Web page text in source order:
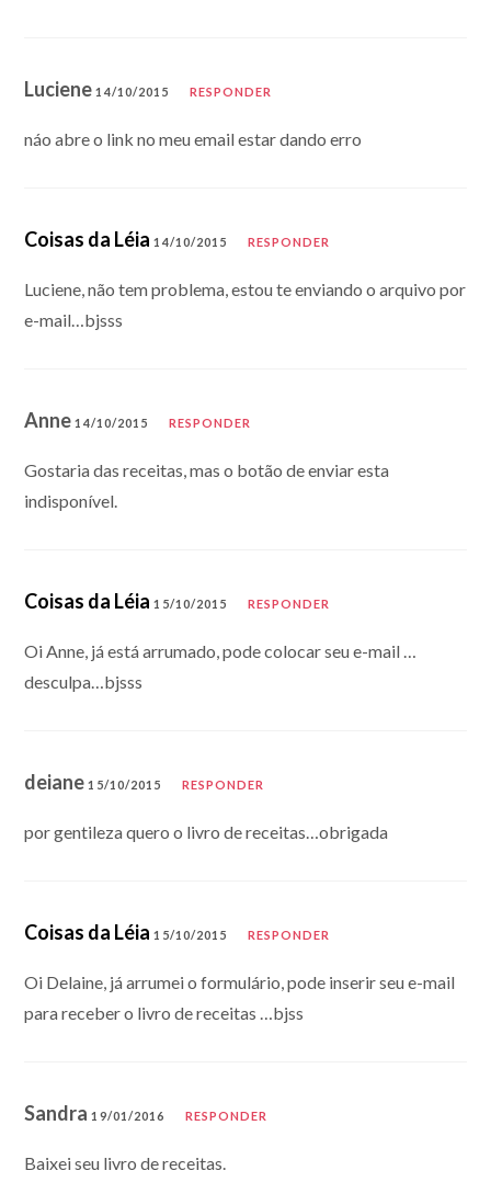
Luciene14/10/2015 RESPONDER
náo abre o link no meu email estar dando erro
Coisas da Léia 14/10/2015 RESPONDER
Luciene, não tem problema, estou te enviando o arquivo por
e-mail…bjsss
Anne14/10/2015 RESPONDER
Gostaria das receitas, mas o botão de enviar esta
indisponível.
Coisas da Léia 15/10/2015 RESPONDER
Oi Anne, já está arrumado, pode colocar seu e-mail …
desculpa…bjsss
deiane15/10/2015 RESPONDER
por gentileza quero o livro de receitas…obrigada
Coisas da Léia 15/10/2015 RESPONDER
Oi Delaine, já arrumei o formulário, pode inserir seu e-mail
para receber o livro de receitas …bjss
Sandra19/01/2016 RESPONDER
Baixei seu livro de receitas.